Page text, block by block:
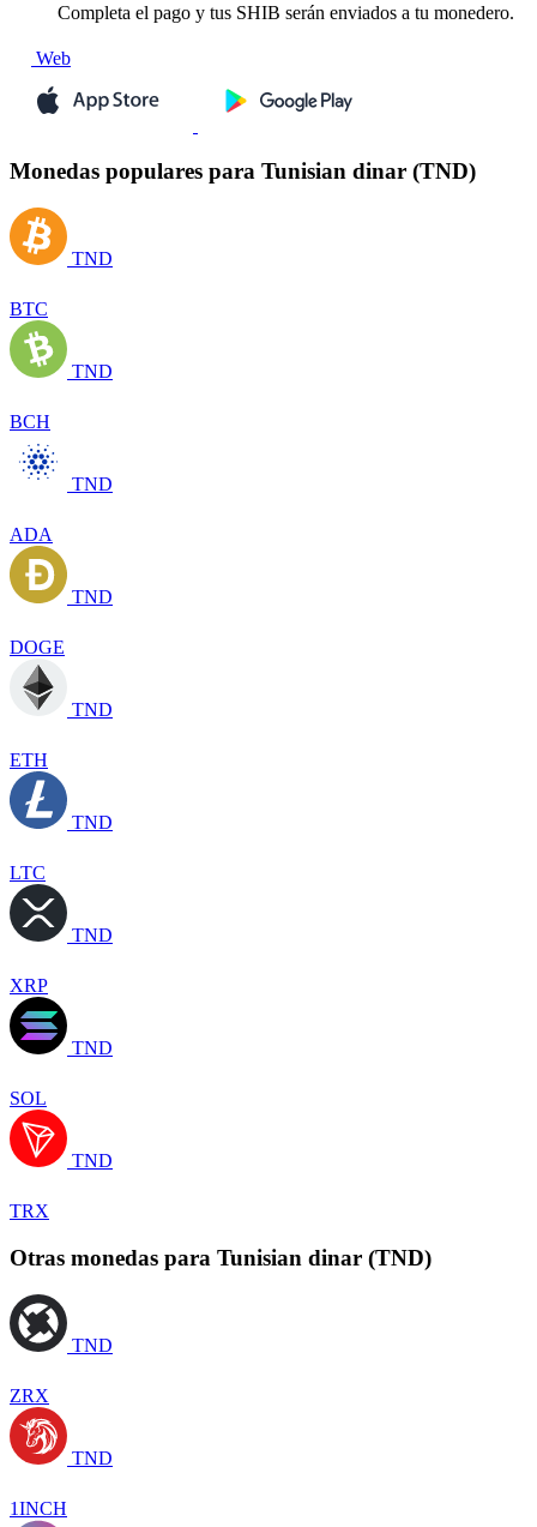
Completa el pago y tus SHIB serán enviados a tu monedero.
Web
Monedas populares para Tunisian dinar (TND)
TND
BTC
TND
BCH
TND
ADA
TND
DOGE
TND
ETH
TND
LTC
TND
XRP
TND
SOL
TND
TRX
Otras monedas para Tunisian dinar (TND)
TND
ZRX
TND
1INCH